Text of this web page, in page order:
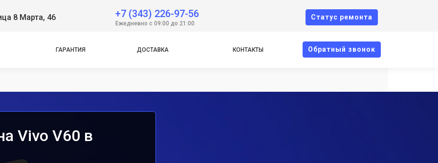
8 Марта, 46 +7 (343) 226-97-56
Ежедневно с 09:00 до 21:00
Cтатус ремонта
ГАРАНТИЯ ДОСТАВКА КОНТАКТЫ Oбратный звонок
Vivo V60 в